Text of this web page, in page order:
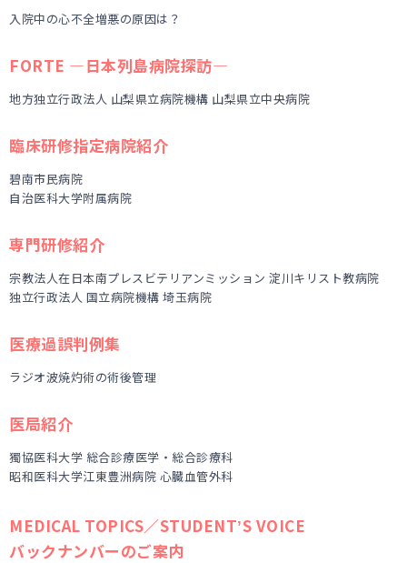
入院中の心不全増悪の原因は？
FORTE ―日本列島病院探訪―
地方独立行政法人 山梨県立病院機構 山梨県立中央病院
臨床研修指定病院紹介
碧南市民病院
自治医科大学附属病院
専門研修紹介
宗教法人在日本南プレスビテリアンミッション 淀川キリスト教病院
独立行政法人 国立病院機構 埼玉病院
医療過誤判例集
ラジオ波焼灼術の術後管理
医局紹介
獨協医科大学 総合診療医学・総合診療科
昭和医科大学江東豊洲病院 心臓血管外科
MEDICAL TOPICS／STUDENTʼS VOICE
バックナンバーのご案内